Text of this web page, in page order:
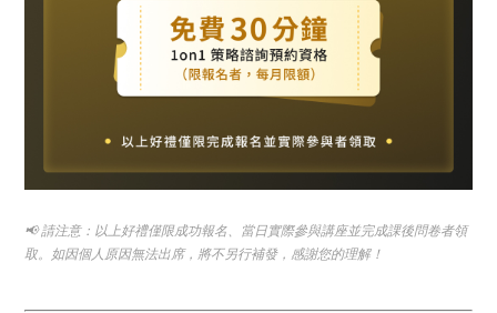
📢 請注意：以上好禮僅限成功報名、當日實際參與講座並完成課後問卷者領
取。如因個人原因無法出席，將不另行補發，感謝您的理解！